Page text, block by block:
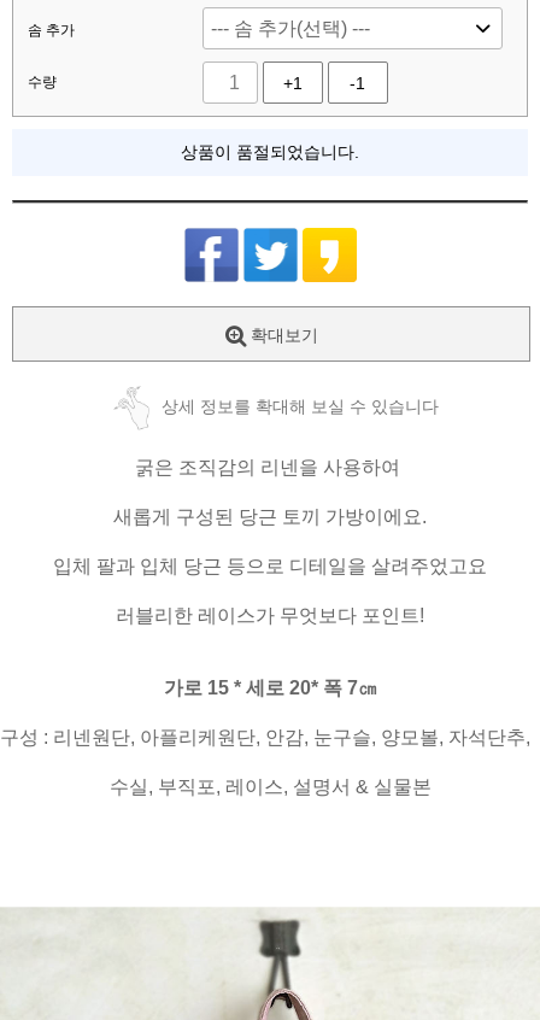
솜 추가
수량 +1 -1
상품이 품절되었습니다.
확대보기
상세 정보를 확대해 보실 수 있습니다
굵은 조직감의 리넨을 사용하여
새롭게 구성된 당근 토끼 가방이에요.
입체 팔과 입체 당근 등으로 디테일을 살려주었고요
러블리한 레이스가 무엇보다 포인트!
가로 15 * 세로 20* 폭 7㎝
구성 : 리넨원단, 아플리케원단, 안감, 눈구슬, 양모볼, 자석단추,
수실, 부직포, 레이스, 설명서 & 실물본